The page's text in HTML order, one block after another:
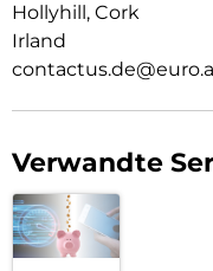
Hollyhill, Cork
Irland
Verwandte